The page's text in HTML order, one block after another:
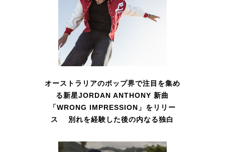
オーストラリアのポップ界で注目を集め
る新星JORDAN ANTHONY 新曲
「WRONG IMPRESSION」をリリー
ス 別れを経験した後の内なる独白